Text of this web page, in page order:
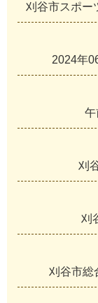
刈谷市スポー
2024年
午
刈
刈
刈谷市総